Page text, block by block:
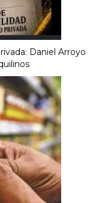
Daniel Arroyo